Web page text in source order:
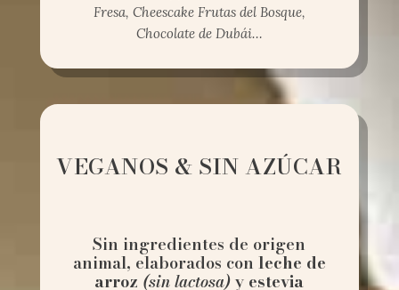
Fresa, Cheescake Frutas del Bosque,
Chocolate de Dubái…
VEGANOS & SIN AZÚCAR
Sin ingredientes de origen
animal, elaborados con leche de
arroz (sin lactosa)y estevia